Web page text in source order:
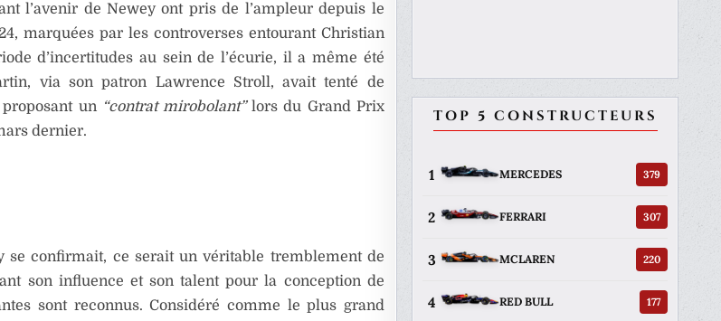
l’avenir de Newey ont pris de l’ampleur depuis le
marquées par les controverses entourant Christian
d’incertitudes au sein de l’écurie, il a même été
via son patron Lawrence Stroll, avait tenté de
un “contrat mirobolant”lors du Grand Prix
dernier.
se confirmait, ce serait un véritable tremblement de
son influence et son talent pour la conception de
sont reconnus. Considéré comme le plus grand
TOP 5 CONSTRUCTEURS
1 MERCEDES 379
2 FERRARI 307
3 MCLAREN 220
4 RED BULL 177